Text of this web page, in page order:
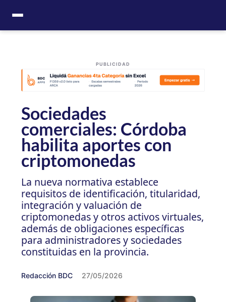
PUBLICIDAD
Sociedades
comerciales: Córdoba
habilita aportes con
criptomonedas
La nueva normativa establece
requisitos de identificación, titularidad,
integración y valuación de
criptomonedas y otros activos virtuales,
además de obligaciones específicas
para administradores y sociedades
constituidas en la provincia.
Redacción BDC 27/05/2026